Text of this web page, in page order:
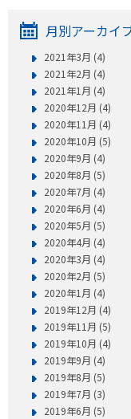
月別アーカイ
2021年3月 (4)
2021年2月 (4)
2021年1月 (4)
2020年12月 (4)
2020年11月 (4)
2020年10月 (5)
2020年9月 (4)
2020年8月 (5)
2020年7月 (4)
2020年6月 (4)
2020年5月 (5)
2020年4月 (4)
2020年3月 (4)
2020年2月 (5)
2020年1月 (4)
2019年12月 (4)
2019年11月 (5)
2019年10月 (4)
2019年9月 (4)
2019年8月 (5)
2019年7月 (3)
2019年6月 (5)